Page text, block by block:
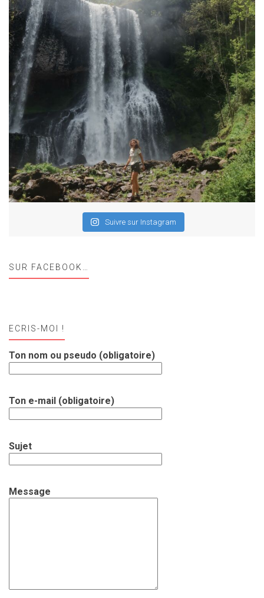
Suivre sur Instagram
SUR FACEBOOK…
ECRIS-MOI !
Ton nom ou pseudo (obligatoire)
Ton e-mail (obligatoire)
Sujet
Message